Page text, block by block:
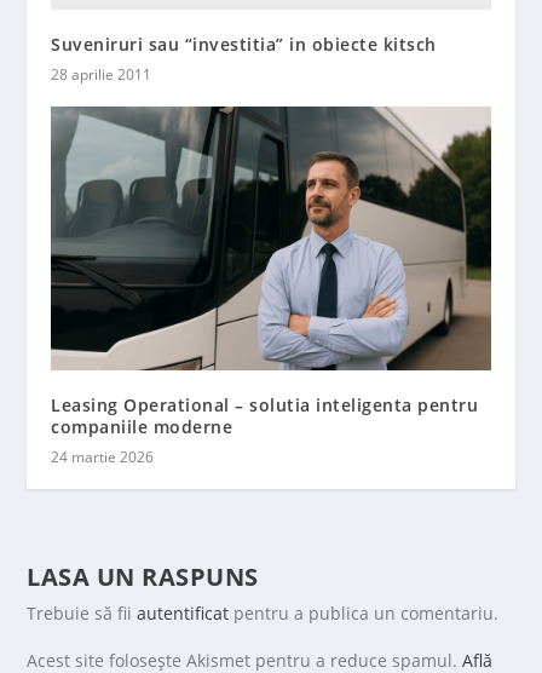
Suveniruri sau “investitia” in obiecte kitsch
28 aprilie 2011
Leasing Operational – solutia inteligenta pentru
companiile moderne
24 martie 2026
LASA UN RASPUNS
Trebuie să fiiautentificat pentru a publica un comentariu.
Acest site folosește Akismet pentru a reduce spamul.Află